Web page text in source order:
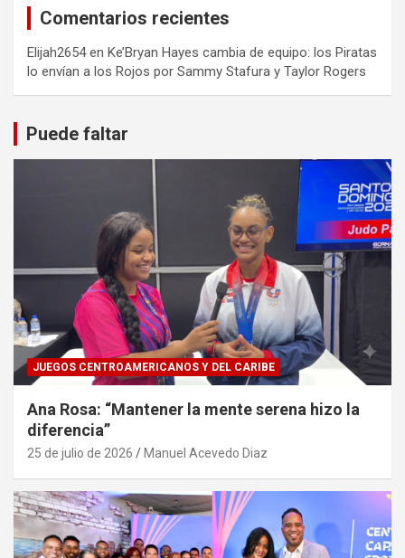
Comentarios recientes
Elijah2654en Ke’Bryan Hayes cambia de equipo: los Piratas
lo envían a los Rojos por Sammy Stafura y Taylor Rogers
Puede faltar
JUEGOS CENTROAMERICANOS Y DEL CARIBE
Ana Rosa: “Mantener la mente serena hizo la
diferencia”
25 de julio de 2026 Manuel Acevedo Diaz